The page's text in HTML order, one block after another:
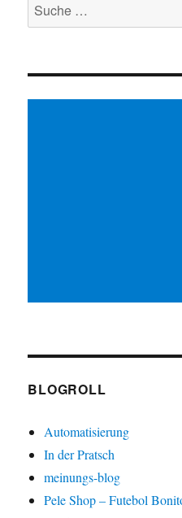
nach:
BLOGROLL
Automatisierung
In der Pratsch
meinungs-blog
Pele Shop – Futebol